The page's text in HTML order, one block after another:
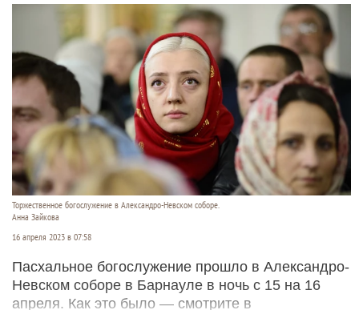
Торжественное богослужение в Александро-Невском соборе.
Анна Зайкова
16 апреля 2023 в 07:58
Пасхальное богослужение прошло в Александро-
Невском соборе в Барнауле в ночь с 15 на 16
апреля. Как это было — смотрите в